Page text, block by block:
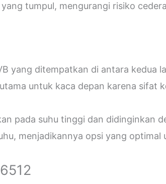
tumpul, mengurangi risiko
yang ditempatkan di antara kedua
untuk kaca depan karena sifat
pada suhu tinggi dan didinginkan
menjadikannya opsi yang optimal